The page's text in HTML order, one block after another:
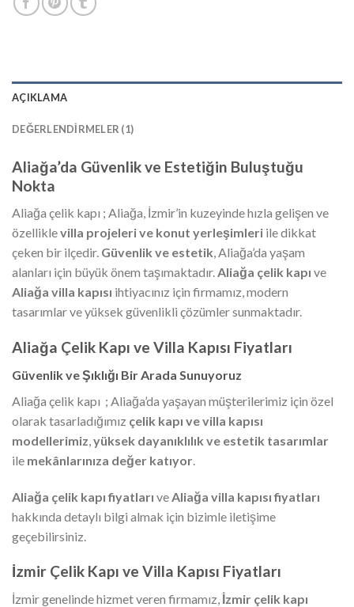
AÇIKLAMA
DEĞERLENDIRMELER (1)
Aliağa’da Güvenlik ve Estetiğin Buluştuğu
Nokta
Aliağa çelik kapı ; Aliağa, İzmir’in kuzeyinde hızla gelişen ve
özelliklevilla projeleri ve konut yerleşimleri ile dikkat
çeken bir ilçedir. Güvenlik ve estetik, Aliağa’da yaşam
alanları için büyük önem taşımaktadır.Aliağa çelik kapı ve
Aliağa villa kapısı ihtiyacınız için firmamız, modern
tasarımlar ve yüksek güvenlikli çözümler sunmaktadır.
Aliağa Çelik Kapı ve Villa Kapısı Fiyatları
Güvenlik ve Şıklığı Bir Arada Sunuyoruz
Aliağa çelik kapı ; Aliağa’da yaşayan müşterilerimiz için özel
olarak tasarladığımız çelik kapı ve villa kapısı
modellerimiz yüksek dayanıklılık ve estetik tasarımlar
ile mekânlarınıza değer katıyor
Aliağa çelik kapı fiyatları ve Aliağa villa kapısı fiyatları
hakkında detaylı bilgi almak için bizimle iletişime
geçebilirsiniz.
İzmir Çelik Kapı ve Villa Kapısı Fiyatları
İzmir genelinde hizmet veren firmamız, İzmir çelik kapı